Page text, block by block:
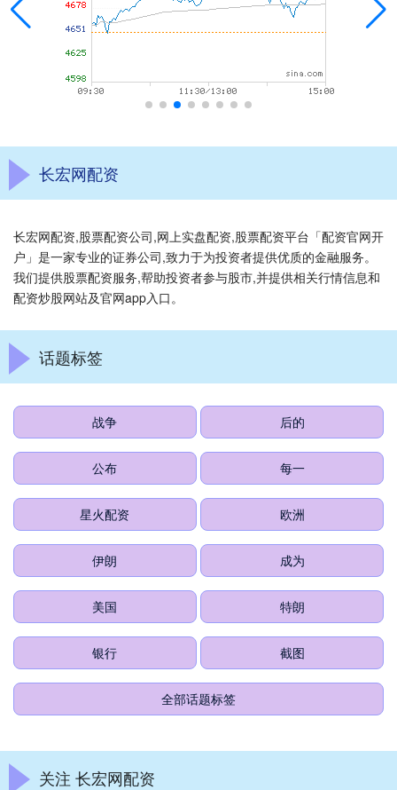
长宏网配资
长宏网配资,股票配资公司,网上实盘配资,股票配资平台「配资官网开
户」是一家专业的证券公司,致力于为投资者提供优质的金融服务。
我们提供股票配资服务,帮助投资者参与股市,并提供相关行情信息和
配资炒股网站及官网app入口。
话题标签
战争 后的
公布 每一
星火配资 欧洲
伊朗 成为
美国 特朗
银行 截图
全部话题标签
关注 长宏网配资